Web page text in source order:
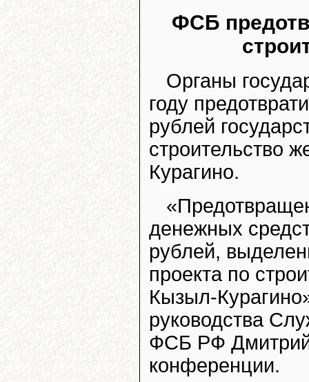
ФСБ
Органы
году
рублей
строительство
Курагино.
денежных
рублей,
проекта по
Кызыл-
руководства
ФСБ РФ
конференции.